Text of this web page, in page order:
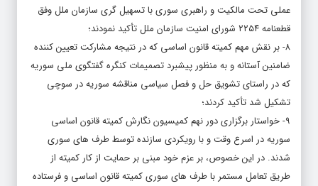
عملی تحت مالکیت و راهبری سوری با تسهیل گری سازمان ملل وفق
قطعنامه ۲۲۵۴ شورای امنیت سازمان ملل تأکید نمودند؛
۸- بر نقش مهم کمیته قانون اساسی که در نتیجه مشارکت تعیین کننده
ضامنین آستانه و به منظور پیشبرد تصمیمات کنگره گفتگوی ملی سوریه
که در راستای تشویق حل و فصل سیاسی مناقشه سوریه در سوچی
تشکیل شد تأکید کردند؛
۹- خواستار برگزاری دور نهم کمیسیون نگارش کمیته قانون اساسی
سوریه در اسرع وقت و با رویکردی سازنده توسط طرف های سوری
شدند. در این خصوص، بر عزم خود مبنی بر حمایت از کار کمیته از
طریق تعامل مستمر با طرف های سوری کمیته قانون اساسی و فرستاده